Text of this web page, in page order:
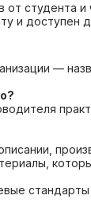
студента и
доступен
—